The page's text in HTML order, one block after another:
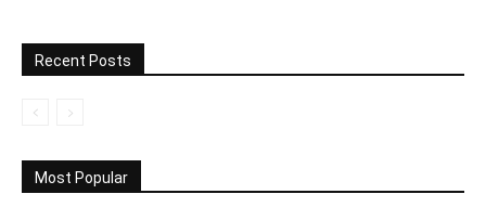
Recent Posts
Most Popular